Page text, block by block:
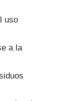
uso
a la